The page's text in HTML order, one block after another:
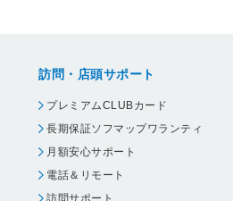
訪問・店頭サポート
プレミアムCLUBカード
長期保証ソフマップワランティ
月額安心サポート
電話＆リモート
訪問サポート